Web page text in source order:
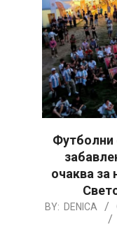
Футболни
очаква за
2026-
BY: DENICA